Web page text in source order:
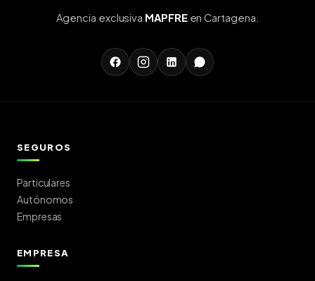
Agencia exclusiva MAPFREen Cartagena.
SEGUROS
Particulares
Autónomos
Empresas
EMPRESA